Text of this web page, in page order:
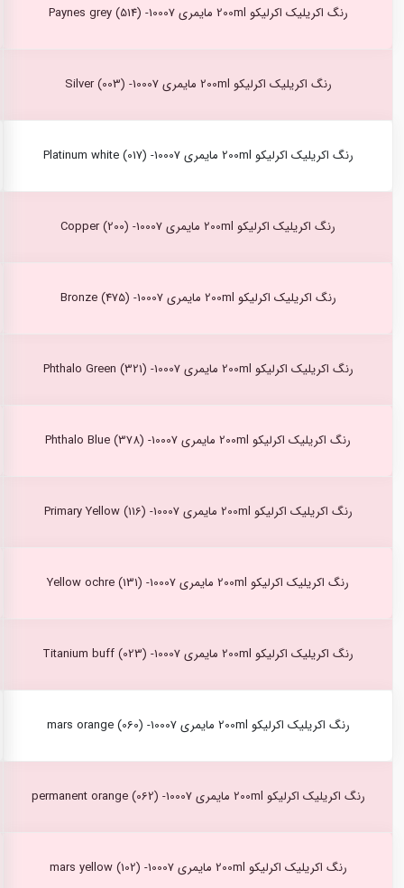
رنگ اکریلیک اکرلیکو 200ml مایمری Paynes grey (514) -10007
رنگ اکریلیک اکرلیکو 200ml مایمری Silver (003) -10007
رنگ اکریلیک اکرلیکو 200ml مایمری Platinum white (017) -10007
رنگ اکریلیک اکرلیکو 200ml مایمری Copper (200) -10007
رنگ اکریلیک اکرلیکو 200ml مایمری Bronze (475) -10007
رنگ اکریلیک اکرلیکو 200ml مایمری Phthalo Green (321) -10007
رنگ اکریلیک اکرلیکو 200ml مایمری Phthalo Blue (378) -10007
رنگ اکریلیک اکرلیکو 200ml مایمری Primary Yellow (116) -10007
رنگ اکریلیک اکرلیکو 200ml مایمری Yellow ochre (131) -10007
رنگ اکریلیک اکرلیکو 200ml مایمری Titanium buff (023) -10007
رنگ اکریلیک اکرلیکو 200ml مایمری mars orange (060) -10007
رنگ اکریلیک اکرلیکو 200ml مایمری permanent orange (062) -10007
رنگ اکریلیک اکرلیکو 200ml مایمری mars yellow (102) -10007